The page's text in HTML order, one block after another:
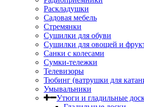
Раскладушки
Садовая мебель
Стремянки
Сушилки для обуви
Сушилки для овощей и
Санки с колесами
Сумки-тележки
Телевизоры
Тюбинг (ватрушки для
Умывальники
Утюги и гладильные